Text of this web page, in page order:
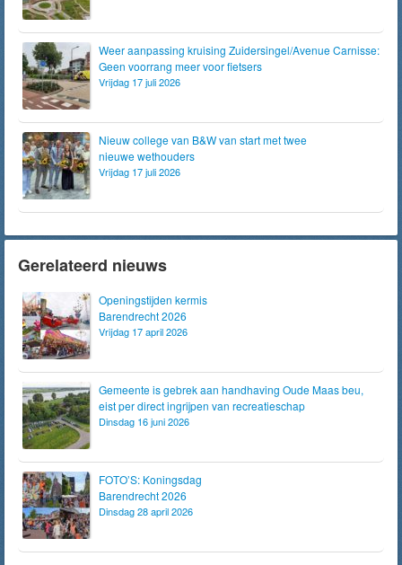
Weer aanpassing kruising Zuidersingel/Avenue Carnisse:
Geen voorrang meer voor fietsers
Vrijdag 17 juli 2026
Nieuw college van B&W van start met twee
nieuwe wethouders
Vrijdag 17 juli 2026
Gerelateerd nieuws
Openingstijden kermis
Barendrecht 2026
Vrijdag 17 april 2026
Gemeente is gebrek aan handhaving Oude Maas beu,
eist per direct ingrijpen van recreatieschap
Dinsdag 16 juni 2026
FOTO’S: Koningsdag
Barendrecht 2026
Dinsdag 28 april 2026